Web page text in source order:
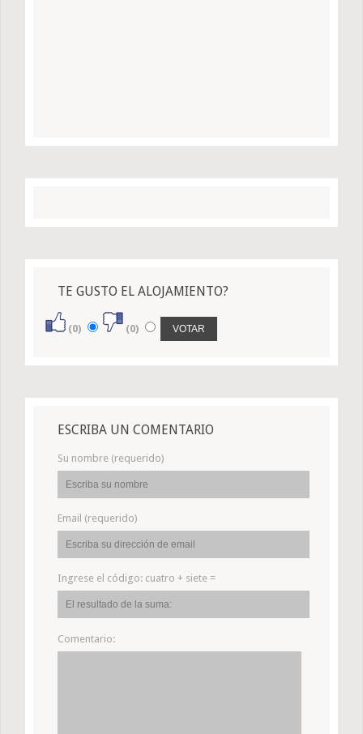
TE GUSTO EL ALOJAMIENTO?
(0) (0)
ESCRIBA UN COMENTARIO
Su nombre (requerido)
Email (requerido)
Ingrese el código: cuatro + siete =
Comentario: